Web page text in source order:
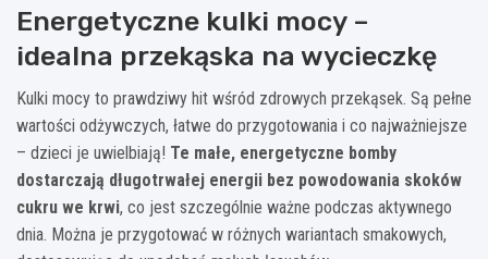
Energetyczne kulki mocy –
idealna przekąska na wycieczkę
Kulki mocy to prawdziwy hit wśród zdrowych przekąsek. Są pełne
wartości odżywczych, łatwe do przygotowania i co najważniejsze
– dzieci je uwielbiają! Te małe, energetyczne bomby
dostarczają długotrwałej energii bez powodowania skoków
cukru we krwi, co jest szczególnie ważne podczas aktywnego
dnia. Można je przygotować w różnych wariantach smakowych,